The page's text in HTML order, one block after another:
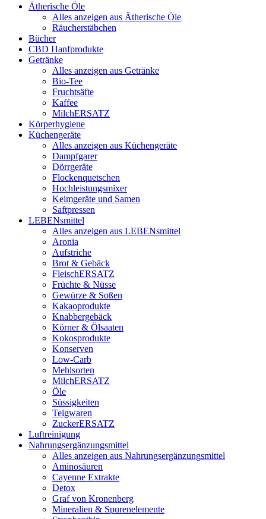
Ätherische Öle
Alles anzeigen aus Ätherische Öle
Räucherstäbchen
Bücher
CBD Hanfprodukte
Getränke
Alles anzeigen aus Getränke
Bio-Tee
Fruchtsäfte
Kaffee
MilchERSATZ
Körperhygiene
Küchengeräte
Alles anzeigen aus Küchengeräte
Dampfgarer
Dörrgeräte
Flockenquetschen
Hochleistungsmixer
Keimgeräte und Samen
Saftpressen
LEBENsmittel
Alles anzeigen aus LEBENsmittel
Aronia
Aufstriche
Brot & Gebäck
FleischERSATZ
Früchte & Nüsse
Gewürze & Soßen
Kakaoprodukte
Knabbergebäck
Körner & Ölsaaten
Kokosprodukte
Konserven
Low-Carb
Mehlsorten
MilchERSATZ
Öle
Süssigkeiten
Teigwaren
ZuckerERSATZ
Luftreinigung
Nahrungsergänzungsmittel
Alles anzeigen aus Nahrungsergänzungsmittel
Aminosäuren
Cayenne Extrakte
Detox
Graf von Kronenberg
Mineralien & Spurenelemente